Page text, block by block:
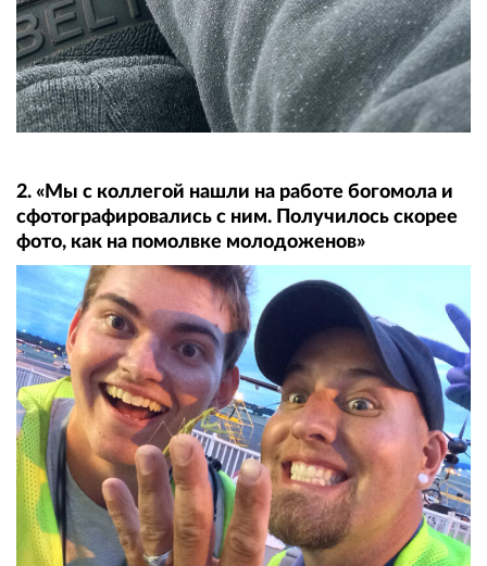
2. «Мы с коллегой нашли на работе богомола и
сфотографировались с ним. Получилось скорее
фото, как на помолвке молодоженов»